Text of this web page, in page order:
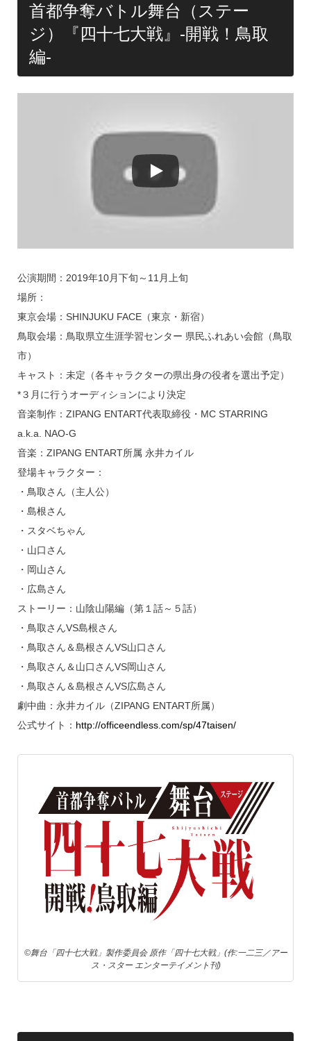
首都争奪バトル舞台（ステー
ジ）『四十七大戦』-開戦！鳥取
編-
公演期間：2019年10月下旬～11月上旬
場所：
東京会場：SHINJUKU FACE（東京・新宿）
鳥取会場：鳥取県立生涯学習センター 県民ふれあい会館（鳥取
市）
キャスト：未定（各キャラクターの県出身の役者を選出予定）
*３月に行うオーディションにより決定
音楽制作：ZIPANG ENTART代表取締役・MC STARRING
a.k.a. NAO-G
音楽：ZIPANG ENTART所属 永井カイル
登場キャラクター：
・鳥取さん（主人公）
・島根さん
・スタベちゃん
・山口さん
・岡山さん
・広島さん
ストーリー：山陰山陽編（第１話～５話）
・鳥取さんVS島根さん
・鳥取さん＆島根さんVS山口さん
・鳥取さん＆山口さんVS岡山さん
・鳥取さん＆島根さんVS広島さん
劇中曲：永井カイル（ZIPANG ENTART所属）
公式サイト： http://officeendless.com/sp/47taisen/
©舞台「四十七大戦」製作委員会 原作「四十七大戦」(作:一二三／アー
ス・スター エンターテイメント刊)